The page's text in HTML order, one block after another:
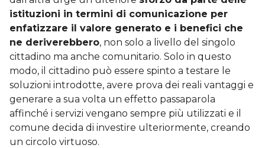
istituzioni in termini di comunicazione per
enfatizzare il valore generato e i benefici che
ne deriverebbero, non solo a livello del singolo
cittadino ma anche comunitario. Solo in questo
modo, il cittadino può essere spinto a testare le
soluzioni introdotte, avere prova dei reali vantaggi e
generare a sua volta un effetto passaparola
affinché i servizi vengano sempre più utilizzati e il
comune decida di investire ulteriormente, creando
un circolo virtuoso.